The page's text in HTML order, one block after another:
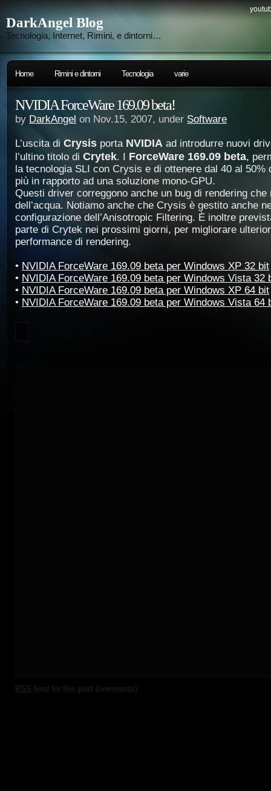
DarkAngel Blog
Tecnologia, Internet, Rimini, e dintorni…
Home Rimini e dintorni Tecnologia varie
NVIDIA ForceWare 169.09 beta!
by DarkAngel on Nov.15, 2007, under Software
L’uscita di Crysis porta NVIDIA ad introdurre nuovi
l’ultino titolo di Crytek. I ForceWare 169.09 beta,
la tecnologia SLI con Crysis e di ottenere dal 40 al 50%
più in rapporto ad una soluzione mono-GPU.
Questi driver correggono anche un bug di rendering
dell’acqua. Notiamo anche che Crysis è gestito anche
configurazione dell’Anisotropic Filtering. È inoltre
parte di Crytek nei prossimi giorni, per migliorare
performance di rendering.
• NVIDIA ForceWare 169.09 beta per Windows XP 32 bit
• NVIDIA ForceWare 169.09 beta per Windows Vista 32
• NVIDIA ForceWare 169.09 beta per Windows XP 64 bit
• NVIDIA ForceWare 169.09 beta per Windows Vista 64
RSS feed for this post (comments)